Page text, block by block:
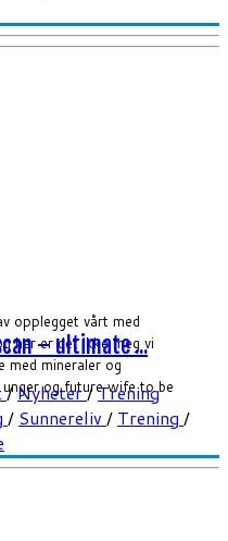
opplegget vårt med
her er det ikke meg vi
med mineraler og
og future wife to be
– ultimate ...
/Nyheter/Trening
/ Sunnereliv / Trening /